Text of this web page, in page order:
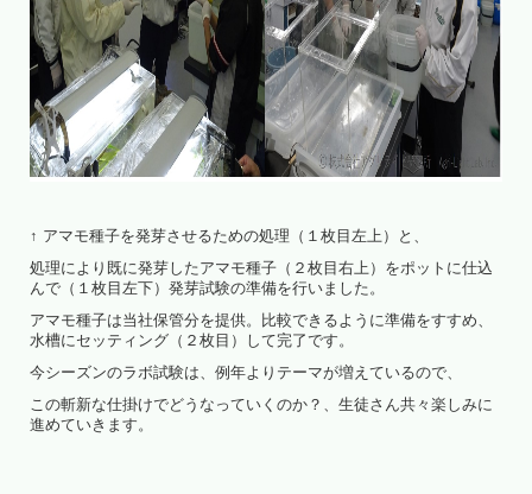
↑ アマモ種子を発芽させるための処理（１枚目左上）と、
処理により既に発芽したアマモ種子（２枚目右上）をポットに仕込
んで（１枚目左下）発芽試験の準備を行いました。
アマモ種子は当社保管分を提供。比較できるように準備をすすめ、
水槽にセッティング（２枚目）して完了です。
今シーズンのラボ試験は、例年よりテーマが増えているので、
この斬新な仕掛けでどうなっていくのか？、生徒さん共々楽しみに
進めていきます。